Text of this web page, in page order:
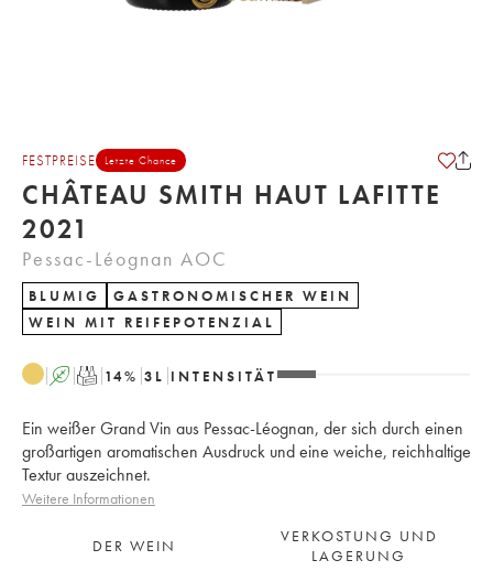
FESTPREISE Letzte Chance
CHÂTEAU SMITH HAUT LAFITTE
2021
Pessac-Léognan AOC
BLUMIG
GASTRONOMISCHER WEIN
WEIN MIT REIFEPOTENZIAL
A T 14% 3 L INTENSITÄT
Ein weißer Grand Vin aus Pessac-Léognan, der sich durch einen
großartigen aromatischen Ausdruck und eine weiche, reichhaltige
Textur auszeichnet.
Weitere Informationen
DER WEIN
VERKOSTUNG UND
LAGERUNG